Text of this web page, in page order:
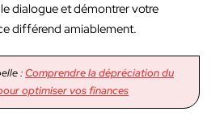
dialogue et démontrer votre
différend amiablement.
:Comprendre la dépréciation du
optimiser vos finances